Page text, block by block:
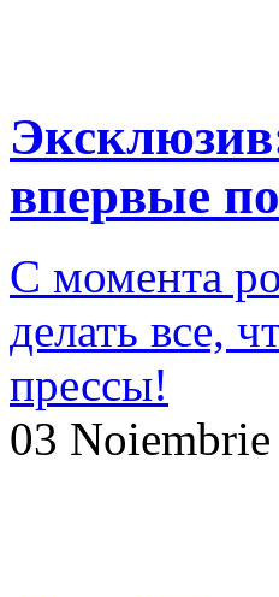
впервые
С момента
делать все,
прессы!
03